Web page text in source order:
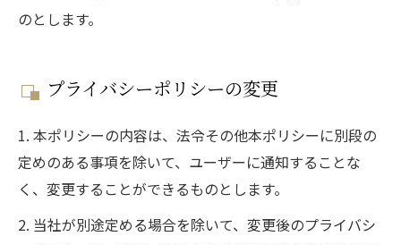
のとします。
プライバシーポリシーの変更
1. 本ポリシーの内容は、法令その他本ポリシーに別段の
定めのある事項を除いて、ユーザーに通知することな
く、変更することができるものとします。
2. 当社が別途定める場合を除いて、変更後のプライバシ